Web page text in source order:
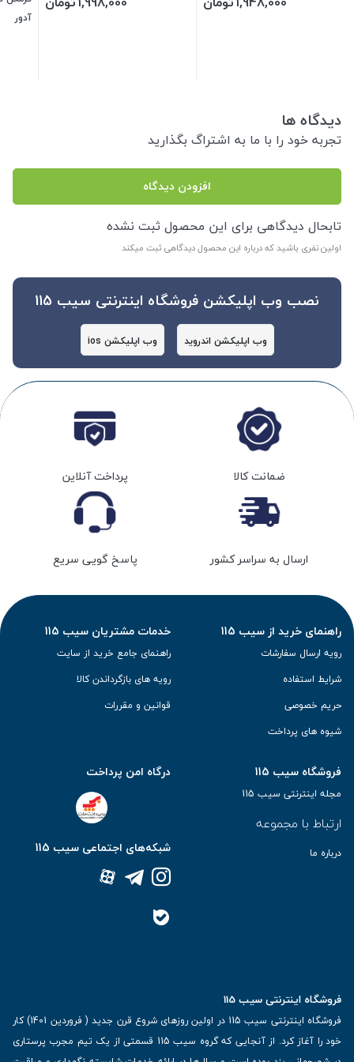
آدور
دیدگاه ها
تجربه خود را با ما به اشتراگ بگذارید
افزودن دیدگاه
تابحال دیدگاهی برای این محصول ثبت نشده
اولین نفری باشید که درباره این محصول دیدگاهی ثبت میکند
نصب وب اپلیکشن فروشگاه اینترنتی سیب 115
وب اپلیکشن اندروید وب اپلیکشن ios
ضمانت کالا پرداخت آنلاین
ارسال به سراسر کشور پاسخ گویی سریع
راهنمای خرید از سیب 115
رویه ارسال سفارشات
شرایط استفاده
حریم خصوصی
شیوه های پرداخت
خدمات مشتریان سیب 115
راهنمای جامع خرید از سایت
رویه های بازگرداندن کالا
قوانین و مقررات
فروشگاه سیب 115
مجله اینترنتی سیب 115
ارتباط با مجموعه
درباره ما
درگاه امن پرداخت
شبکه‌های اجتماعی سیب 115
فروشگاه اینترنتی سیب 115
فروشگاه اینترنتی سیب 115 در اولین روزهای شروع قرن جدید ( فروردین 1401) کار
خود را آغاز کرد. از آنجایی که گروه سیب 115 قسمتی از یک تیم مجرب پرستاری